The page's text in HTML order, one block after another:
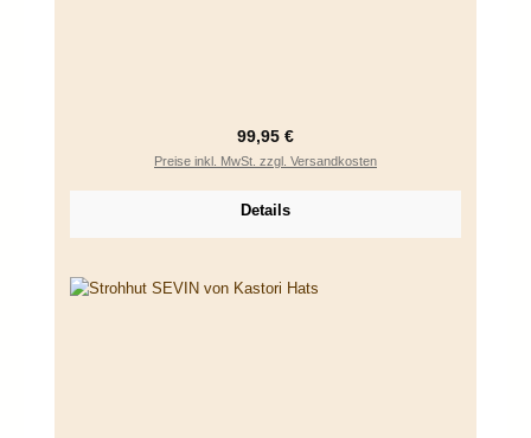
Regulärer Preis:
99,95 €
Preise inkl. MwSt. zzgl. Versandkosten
Details